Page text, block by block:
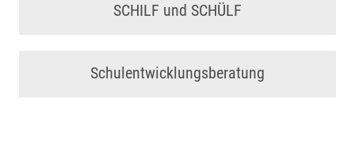
SCHILF und SCHÜLF
Schulentwicklungsberatung